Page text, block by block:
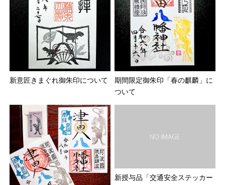
新意匠きまぐれ御朱印について
期間限定御朱印「春の麒麟」に
ついて
新授与品「交通安全ステッカー